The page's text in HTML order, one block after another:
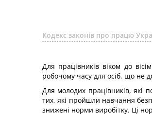
Кодекс законів про працю
Для працівників віком до
робочому часу для осіб, що не
Для молодих працівників, які
тих, які пройшли навчання
знижені норми виробітку. Ці